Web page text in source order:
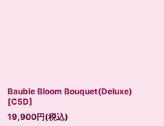
Bauble Bloom Bouquet(Deluxe)
[C5D]
19,900円(税込)